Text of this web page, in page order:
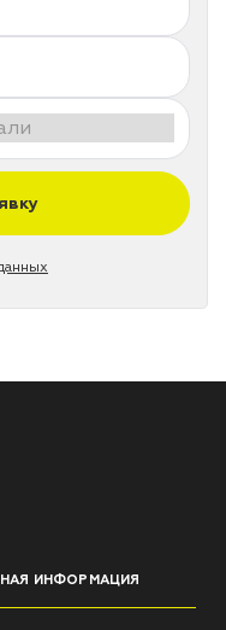
ИНФОРМАЦИЯ